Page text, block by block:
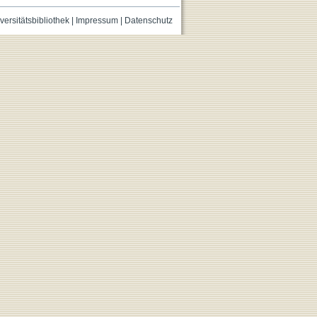
| Impressum| Datenschutz